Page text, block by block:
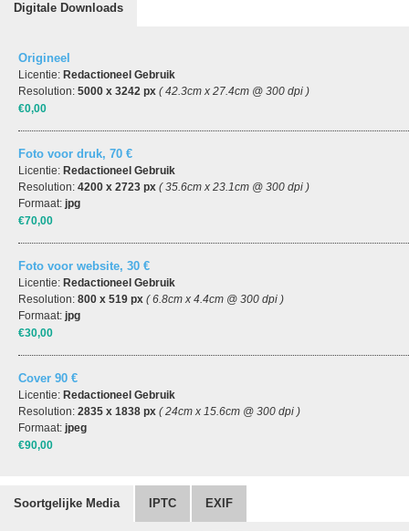
Digitale Downloads
Origineel
Licentie: Redactioneel Gebruik
Resolution: 5000 x 3242 px ( 42.3cm x 27.4cm @ 300 dpi )
€0,00
Foto voor druk, 70 €
Licentie: Redactioneel Gebruik
Resolution: 4200 x 2723 px ( 35.6cm x 23.1cm @ 300 dpi )
Formaat: jpg
€70,00
Foto voor website, 30 €
Licentie: Redactioneel Gebruik
Resolution: 800 x 519 px ( 6.8cm x 4.4cm @ 300 dpi )
Formaat: jpg
€30,00
Cover 90 €
Licentie: Redactioneel Gebruik
Resolution: 2835 x 1838 px ( 24cm x 15.6cm @ 300 dpi )
Formaat: jpeg
€90,00
Soortgelijke Media IPTC EXIF